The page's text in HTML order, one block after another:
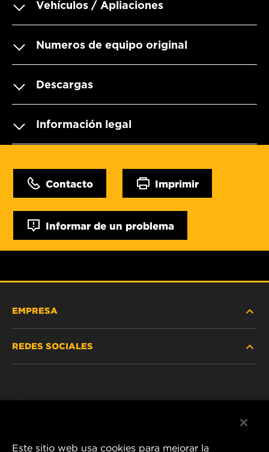
Vehículos / Apliaciones
Numeros de equipo original
Descargas
Información legal
Contacto Imprimir
Informar de un problema
EMPRESA
REDES SOCIALES
Este sitio web usa cookies para mejorar la